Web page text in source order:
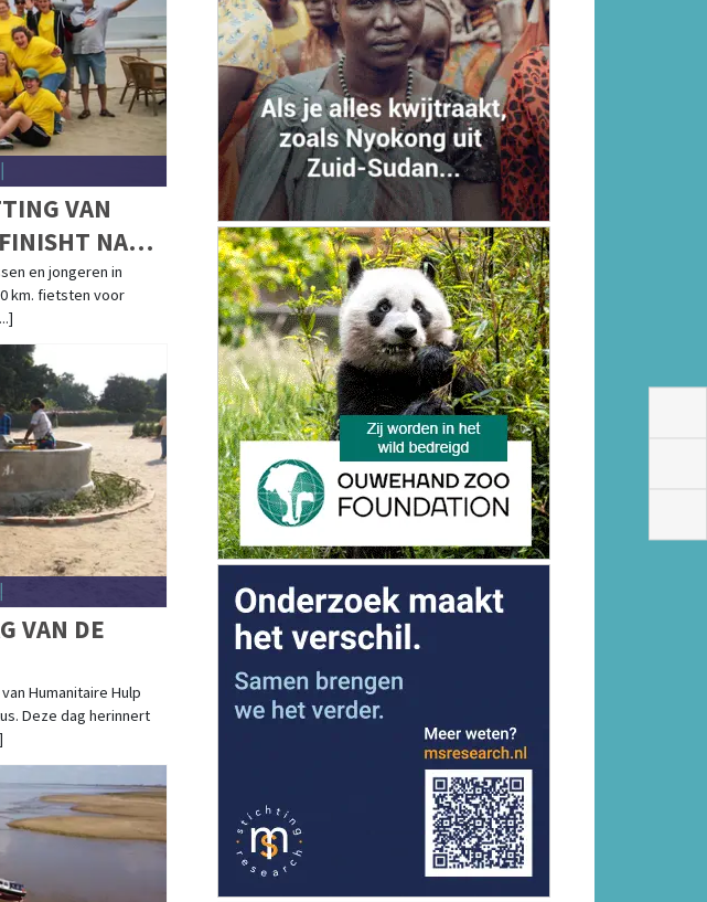
VAN
NA
en jongeren in
km. fietsten voor
VAN DE
Humanitaire Hulp
Deze dag herinnert